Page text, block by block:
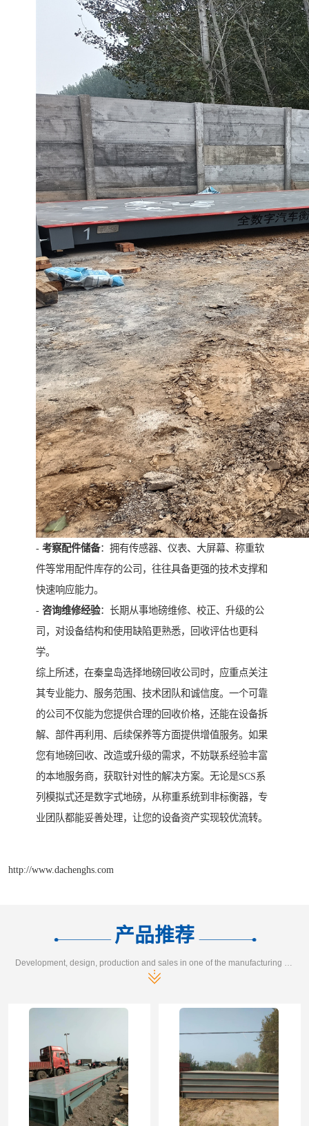
- 考察配件储备：拥有传感器、仪表、大屏幕、称重软
件等常用配件库存的公司，往往具备更强的技术支撑和
快速响应能力。
- 咨询维修经验：长期从事地磅维修、校正、升级的公
司，对设备结构和使用缺陷更熟悉，回收评估也更科
学。
综上所述，在秦皇岛选择地磅回收公司时，应重点关注
其专业能力、服务范围、技术团队和诚信度。一个可靠
的公司不仅能为您提供合理的回收价格，还能在设备拆
解、部件再利用、后续保养等方面提供增值服务。如果
您有地磅回收、改造或升级的需求，不妨联系经验丰富
的本地服务商，获取针对性的解决方案。无论是SCS系
列模拟式还是数字式地磅，从称重系统到非标衡器，专
业团队都能妥善处理，让您的设备资产实现较优流转。
http://www.dachenghs.com
产品推荐